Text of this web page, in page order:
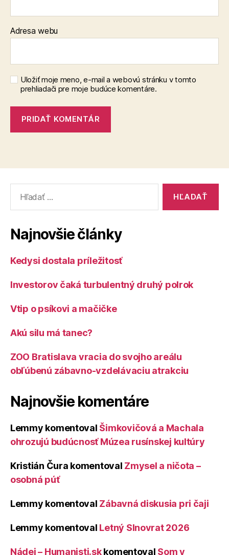
Adresa webu
Uložiť moje meno, e-mail a webovú stránku v tomto
prehliadači pre moje budúce komentáre.
Najnovšie články
Kedysi dostala príležitosť
Investorov čaká turbulentný druhý polrok
Vtip o psíkovi a mačičke
Akú silu má tanec?
ZOO Bratislava vracia do svojho areálu
obľúbenú zábavno-vzdelávaciu atrakciu
Najnovšie komentáre
Lemmy komentoval Šimkovičová a Machala
ohrozujú budúcnosť Múzea rusínskej kultúry
Kristián Čura komentoval Zmysel a ničota –
osobná púť
Lemmy komentoval Zábavná diskusia pri čaji
Lemmy komentoval Letný Slnovrat 2026
Nádej – Humanisti.skkomentoval Som v